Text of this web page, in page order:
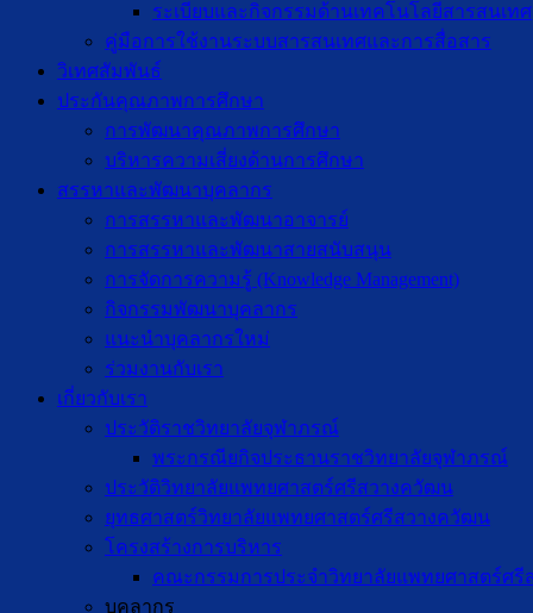
ระเบียบและกิจกรรมด้านเทคโนโลยีสารสนเทศ
คู่มือการใช้งานระบบสารสนเทศและการสื่อสาร
วิเทศสัมพันธ์
ประกันคุณภาพการศึกษา
การพัฒนาคุณภาพการศึกษา
บริหารความเสี่ยงด้านการศึกษา
สรรหาและพัฒนาบุคลากร
การสรรหาและพัฒนาอาจารย์
การสรรหาและพัฒนาสายสนับสนุน
การจัดการความรู้ (Knowledge Management)
กิจกรรมพัฒนาบุคลากร
แนะนำบุคลากรใหม่
ร่วมงานกับเรา
เกี่ยวกับเรา
ประวัติราชวิทยาลัยจุฬาภรณ์
พระกรณียกิจประธานราชวิทยาลัยจุฬาภรณ์
ประวัติวิทยาลัยแพทยศาสตร์ศรีสวางควัฒน
ยุทธศาสตร์วิทยาลัยแพทยศาสตร์ศรีสวางควัฒน
โครงสร้างการบริหาร
คณะกรรมการประจำวิทยาลัยแพทยศาสตร์ศรี
บุคลากร